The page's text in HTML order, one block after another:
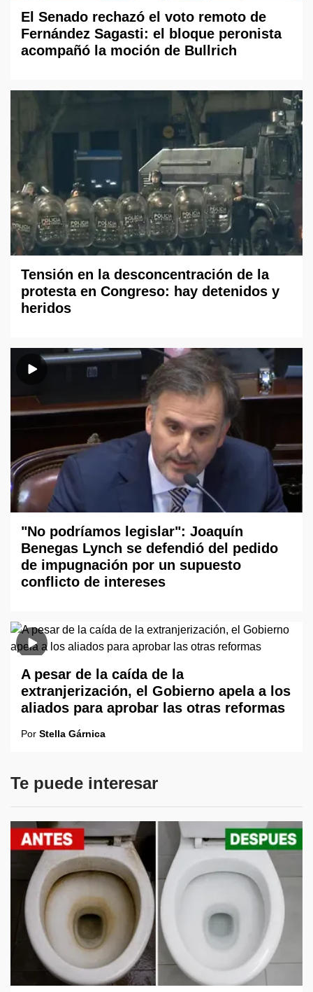
El Senado rechazó el voto remoto de
Fernández Sagasti: el bloque peronista
acompañó la moción de Bullrich
Tensión en la desconcentración de la
protesta en Congreso: hay detenidos y
heridos
"No podríamos legislar": Joaquín
Benegas Lynch se defendió del pedido
de impugnación por un supuesto
conflicto de intereses
A pesar de la caída de la
extranjerización, el Gobierno apela a los
aliados para aprobar las otras reformas
Por Stella Gárnica
Te puede interesar